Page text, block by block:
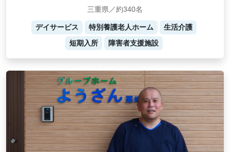
三重県／約340名
デイサービス 特別養護老人ホーム
生活介護
短期入所
障害者支援施設